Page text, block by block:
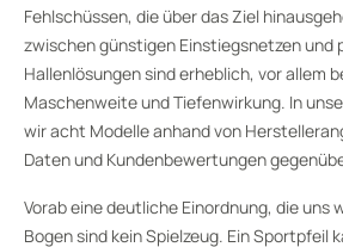
Fehlschüssen, die über das Ziel
zwischen günstigen Einstiegsnetzen und
Hallenlösungen sind erheblich, vor allem
Maschenweite und Tiefenwirkung. In
wir acht Modelle anhand von
Daten und Kundenbewertungen
Vorab eine deutliche Einordnung, die uns
Bogen sind kein Spielzeug. Ein Sportpfeil